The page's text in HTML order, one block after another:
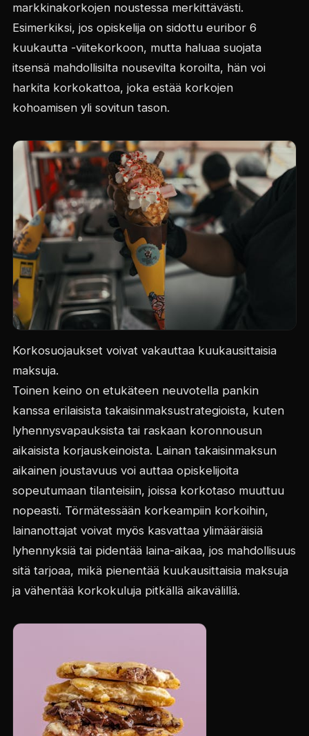
markkinakorkojen noustessa merkittävästi.
Esimerkiksi, jos opiskelija on sidottu euribor 6
kuukautta -viitekorkoon, mutta haluaa suojata
itsensä mahdollisilta nousevilta koroilta, hän voi
harkita korkokattoa, joka estää korkojen
kohoamisen yli sovitun tason.
Korkosuojaukset voivat vakauttaa kuukausittaisia
maksuja.
Toinen keino on etukäteen neuvotella pankin
kanssa erilaisista takaisinmaksustrategioista, kuten
lyhennysvapauksista tai raskaan koronnousun
aikaisista korjauskeinoista. Lainan takaisinmaksun
aikainen joustavuus voi auttaa opiskelijoita
sopeutumaan tilanteisiin, joissa korkotaso muuttuu
nopeasti. Törmätessään korkeampiin korkoihin,
lainanottajat voivat myös kasvattaa ylimääräisiä
lyhennyksiä tai pidentää laina-aikaa, jos mahdollisuus
sitä tarjoaa, mikä pienentää kuukausittaisia maksuja
ja vähentää korkokuluja pitkällä aikavälillä.